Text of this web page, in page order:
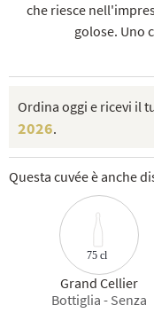
che riesce
golose. Uno
Ordina oggi e ricevi il
2026.
Questa cuvée è anche
75 cl
Grand Cellier
Bottiglia - Senza